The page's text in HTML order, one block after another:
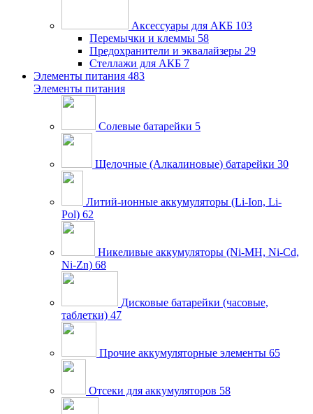
Аксессуары для АКБ 103
Перемычки и клеммы 58
Предохранители и эквалайзеры 29
Стеллажи для АКБ 7
Элементы питания 483
Элементы питания
Солевые батарейки 5
Щелочные (Алкалиновые) батарейки 30
Литий-ионные аккумуляторы (Li-Ion, Li-
Pol) 62
Никеливые аккумуляторы (Ni-MH, Ni-Cd,
Ni-Zn) 68
Дисковые батарейки (часовые,
таблетки) 47
Прочие аккумуляторные элементы 65
Отсеки для аккумуляторов 58